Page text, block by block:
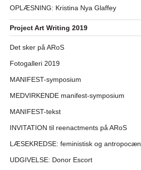
OPLÆSNING: Kristina Nya Glaffey
Project Art Writing 2019
Det sker på ARoS
Fotogalleri 2019
MANIFEST-symposium
MEDVIRKENDE manifest-symposium
MANIFEST-tekst
INVITATION til reenactments på ARoS
LÆSEKREDSE: feministisk og antropocæn
UDGIVELSE: Donor Escort